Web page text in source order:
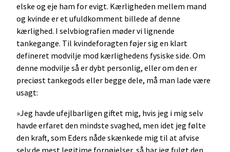
elske og eje ham for evigt. Kærligheden mellem mand
og kvinde er et ufuldkomment billede af denne
kærlighed. I selvbiografien møder vi lignende
tankegange. Til kvindeforagten føjer sig en klart
defineret modvilje mod kærlighedens fysiske side. Om
denne modvilje så er dybt personlig, eller om den er
preciøst tankegods eller begge dele, må man lade være
usagt:
»Jeg havde ufejlbarligen giftet mig, hvis jeg i mig selv
havde erfaret den mindste svaghed, men idet jeg følte
den kraft, som Eders nåde skænkede mig til at afvise
selv de mest legitime fornøjelser, så har jeg fulgt den